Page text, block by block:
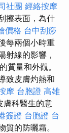
社團 經絡按摩
擦表面，為什
價格 台中刮痧
每兩個小時重
射線的影響，
質量和外觀。
致皮膚灼熱和
摩 台胞證 高雄
膚科醫生的意
簽證 台胞證 台
的防曬霜。